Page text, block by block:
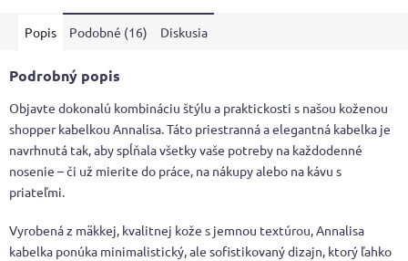
hviezdičiek.
Popis Podobné (16) Diskusia
Podrobný popis
Objavte dokonalú kombináciu štýlu a praktickosti s našou koženou
shopper kabelkou Annalisa. Táto priestranná a elegantná kabelka je
navrhnutá tak, aby spĺňala všetky vaše potreby na každodenné
nosenie – či už mierite do práce, na nákupy alebo na kávu s
priateľmi.
Vyrobená z mäkkej, kvalitnej kože s jemnou textúrou, Annalisa
kabelka ponúka minimalistický, ale sofistikovaný dizajn, ktorý ľahko